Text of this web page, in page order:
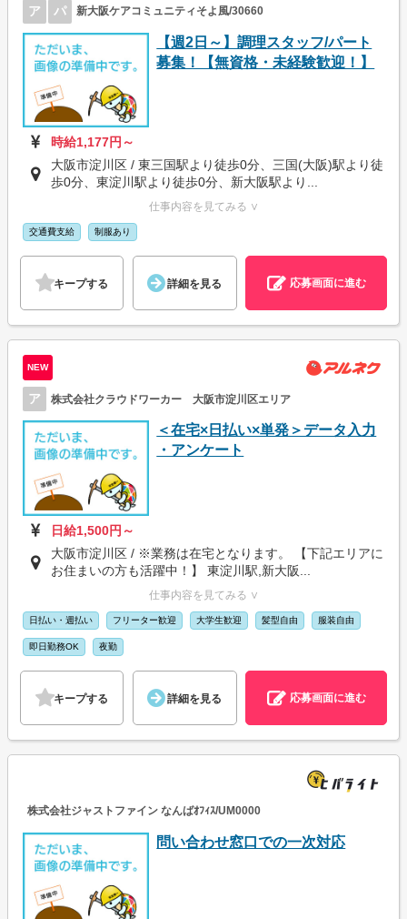
ア パ 新大阪ケアコミュニティそよ風/30660
【週2日～】調理スタッフ/パート
募集！【無資格・未経験歓迎！】
時給1,177円～
大阪市淀川区 / 東三国駅より徒歩0分、三国(大阪)駅より徒
歩0分、東淀川駅より徒歩0分、新大阪駅より...
仕事内容を見てみる ∨
交通費支給 制服あり
キープする 詳細を見る 応募画面に進む
NEW
ア 株式会社クラウドワーカー 大阪市淀川区エリア
＜在宅×日払い×単発＞データ入力
・アンケート
日給1,500円～
大阪市淀川区 / ※業務は在宅となります。 【下記エリアに
お住まいの方も活躍中！】 東淀川駅,新大阪...
仕事内容を見てみる ∨
日払い・週払い フリーター歓迎 大学生歓迎 髪型自由 服装自由
即日勤務OK 夜勤
キープする 詳細を見る 応募画面に進む
株式会社ジャストファイン なんばｵﾌｨｽ/UM0000
問い合わせ窓口での一次対応